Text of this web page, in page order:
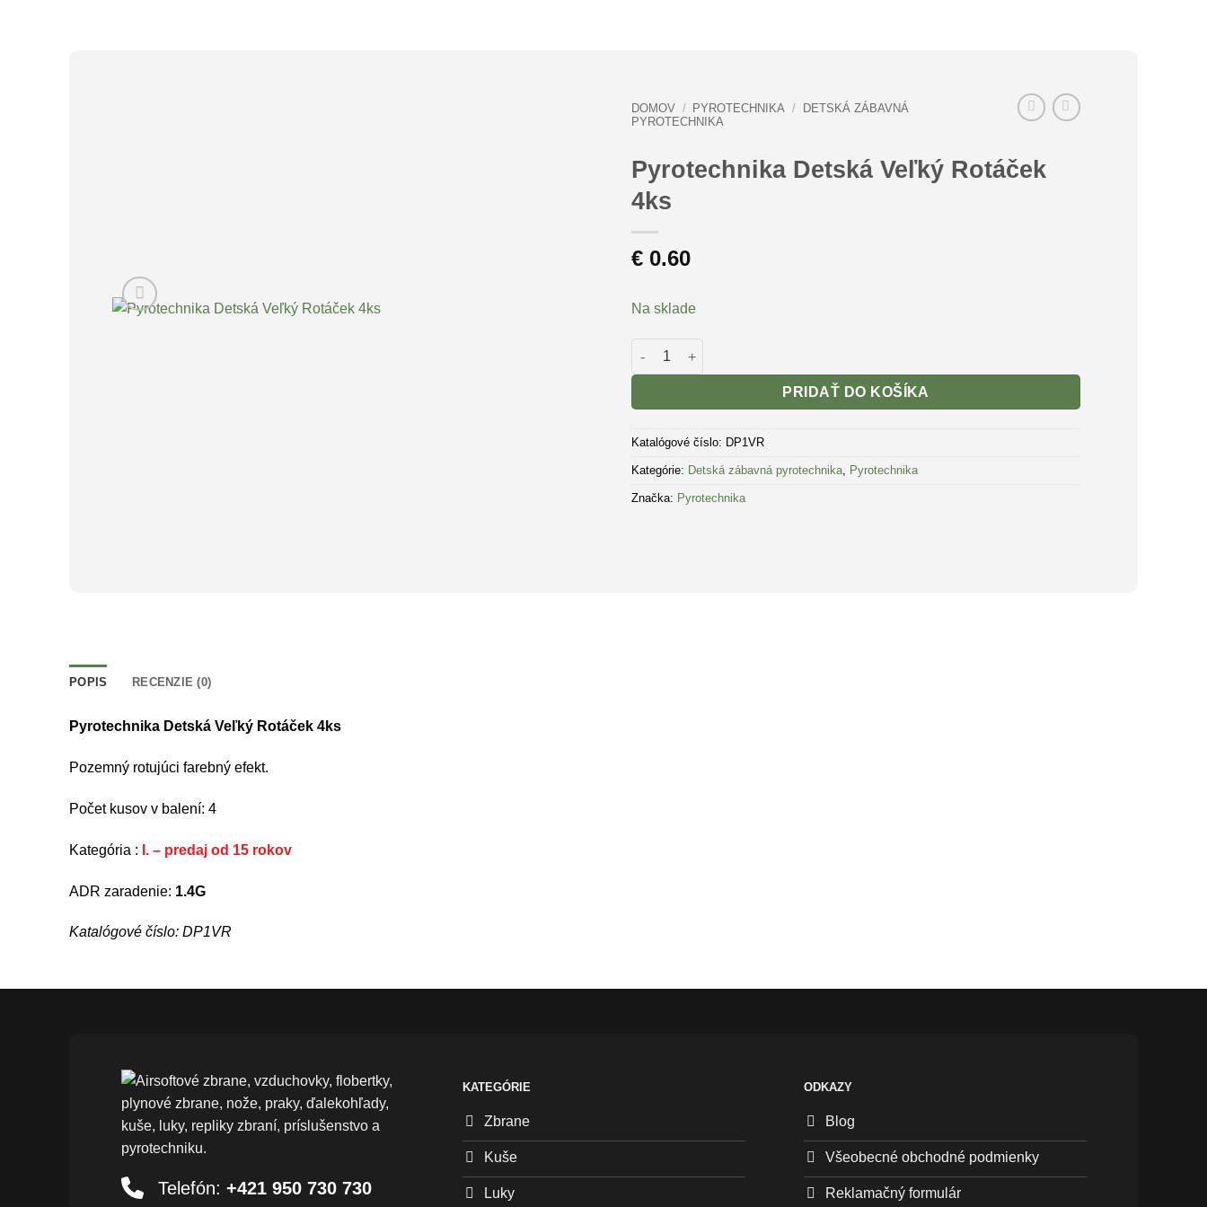
DOMOV / PYROTECHNIKA / DETSKÁ ZÁBAVNÁ
PYROTECHNIKA
Pyrotechnika Detská Veľký Rotáček
4ks
€0.60
Na sklade
množstvo Pyrotechnika Detská Veľký Rotáček 4ks
PRIDAŤ DO KOŠÍKA
Katalógové číslo: DP1VR
Kategórie: Detská zábavná pyrotechnika, Pyrotechnika
Značka: Pyrotechnika
POPIS RECENZIE (0)
Pyrotechnika Detská Veľký Rotáček 4ks
Pozemný rotujúci farebný efekt.
Počet kusov v balení: 4
Kategória : I. – predaj od 15 rokov
ADR zaradenie: 1.4G
Katalógové číslo: DP1VR
Telefón: +421 950 730 730
KATEGÓRIE
Zbrane
Kuše
Luky
ODKAZY
Blog
Všeobecné obchodné podmienky
Reklamačný formulár